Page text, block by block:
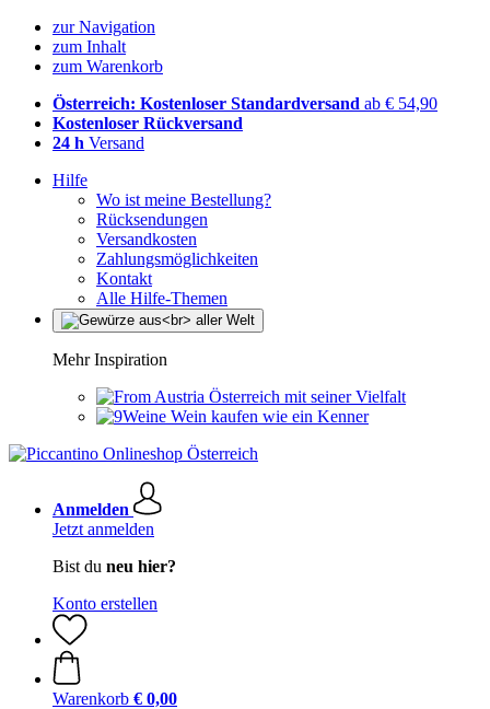
zur Navigation
zum Inhalt
zum Warenkorb
Österreich: Kostenloser Standardversand ab € 54,90
Kostenloser Rückversand
24 h Versand
Hilfe
Wo ist meine Bestellung?
Rücksendungen
Versandkosten
Zahlungsmöglichkeiten
Kontakt
Alle Hilfe-Themen
Mehr Inspiration
Österreich mit seiner Vielfalt
Wein kaufen wie ein Kenner
Anmelden
Jetzt anmelden
Bist du neu hier?
Konto erstellen
Warenkorb € 0,00